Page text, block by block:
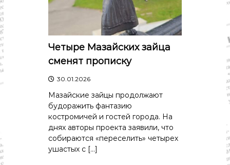
Четыре Мазайских зайца
сменят прописку
30.01.2026
Мазайские зайцы продолжают
будоражить фантазию
костромичей и гостей города. На
днях авторы проекта заявили, что
собираются «переселить» четырех
ушастых с […]